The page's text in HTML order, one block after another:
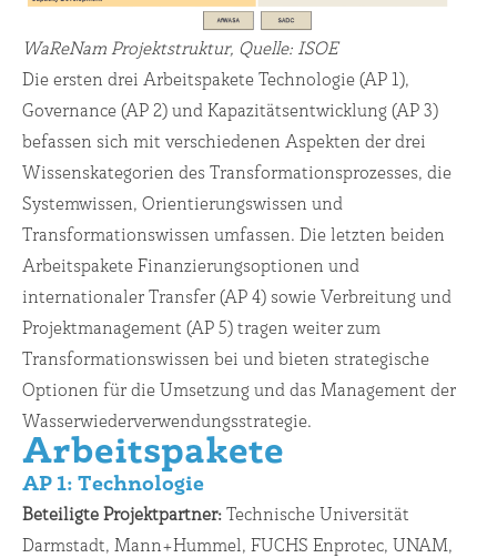
WaReNam Projektstruktur, Quelle: ISOE
Die ersten drei Arbeitspakete Technologie (AP 1),
Governance (AP 2) und Kapazitätsentwicklung (AP 3)
befassen sich mit verschiedenen Aspekten der drei
Wissenskategorien des Transformationsprozesses, die
Systemwissen, Orientierungswissen und
Transformationswissen umfassen. Die letzten beiden
Arbeitspakete Finanzierungsoptionen und
internationaler Transfer (AP 4) sowie Verbreitung und
Projektmanagement (AP 5) tragen weiter zum
Transformationswissen bei und bieten strategische
Optionen für die Umsetzung und das Management der
Wasserwiederverwendungsstrategie.
Arbeitspakete
AP 1: Technologie
Beteiligte Projektpartner: Technische Universität
Darmstadt, Mann+Hummel, FUCHS Enprotec, UNAM,